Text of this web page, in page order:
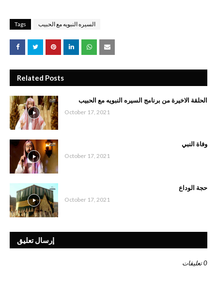
Tags السيره النبويه مع الحبيب
Related Posts
الحلقة الاخيرة من برنامج السيره النبويه مع الحبيب
October 17, 2021
وفاة النبي
October 17, 2021
حجة الوداع
October 17, 2021
إرسال تعليق
0 تعليقات